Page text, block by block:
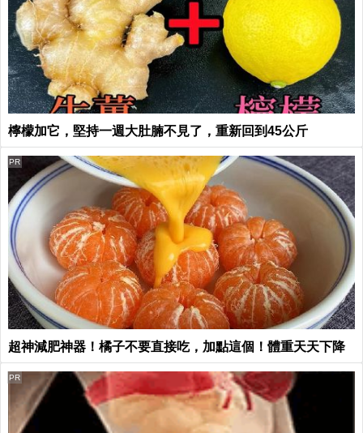
檸檬加它，堅持一週大肚腩不見了，重新回到45公斤
超神減肥神器！橘子不要直接吃，加點這個！體重天天下降
PR
PR